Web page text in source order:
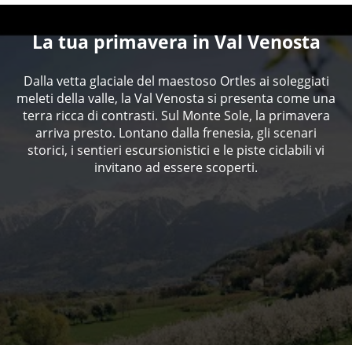
La tua primavera in Val Venosta
Dalla vetta glaciale del maestoso Ortles ai soleggiati
meleti della valle, la Val Venosta si presenta come una
terra ricca di contrasti. Sul Monte Sole, la primavera
arriva presto. Lontano dalla frenesia, gli scenari
storici, i sentieri escursionistici e le piste ciclabili vi
invitano ad essere scoperti.